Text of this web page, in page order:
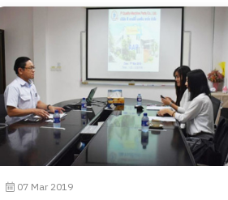
07 Mar 2019